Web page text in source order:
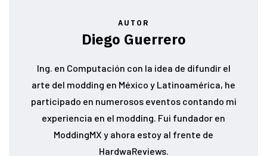
AUTOR
Diego Guerrero
Ing. en Computación con la idea de difundir el
arte del modding en México y Latinoamérica, he
participado en numerosos eventos contando mi
experiencia en el modding. Fui fundador en
ModdingMX y ahora estoy al frente de
HardwaReviews.